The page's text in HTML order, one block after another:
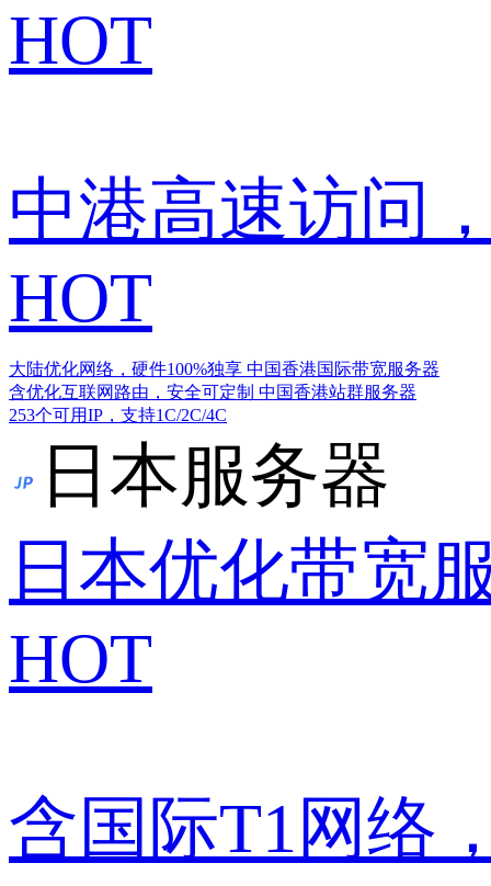
HOT
中港高速访问
HOT
大陆优化网络，硬件100%独享 中国香港国际带宽服务器
含优化互联网路由，安全可定制 中国香港站群服务器
253个可用IP，支持1C/2C/4C
日本服务器
日本优化带宽
HOT
含国际T1网络